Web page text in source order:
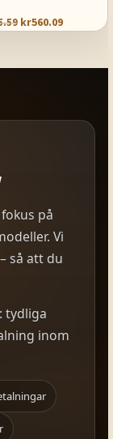
kr560.09
på
Vi
så att du
tydliga
inom